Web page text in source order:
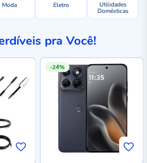
Moda Eletro
Utilidades
Domésticas
pra Você!
-24%